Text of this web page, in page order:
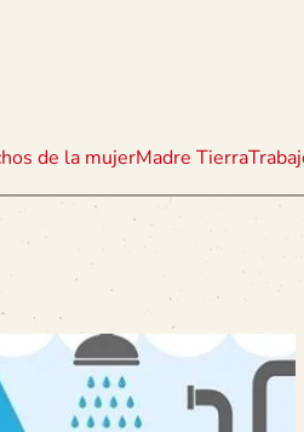
de la mujerMadre Tierra